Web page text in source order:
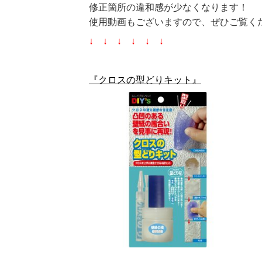
修正箇所の違和感が少なくなります！
使用動画もございますので、ぜひご覧く
↓ ↓ ↓ ↓ ↓ ↓
『クロスの型どりキット』